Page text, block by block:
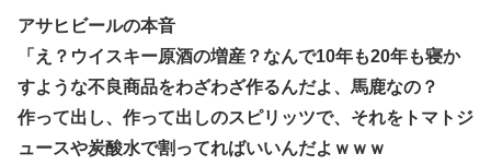
アサヒビールの本音
「え？ウイスキー原酒の増産？なんで10年も20年も寝か
すような不良商品をわざわざ作るんだよ、馬鹿なの？
作って出し、作って出しのスピリッツで、それをトマトジ
ュースや炭酸水で割ってればいいんだよｗｗｗ